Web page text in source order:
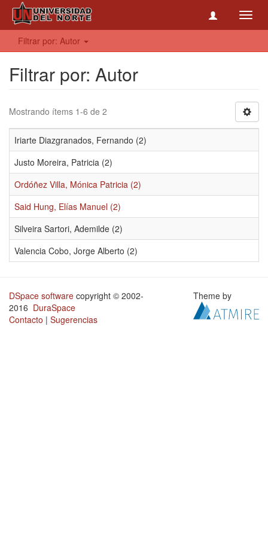
Filtrar por: Autor
Filtrar por: Autor
Mostrando ítems 1-6 de 2
Iriarte Diazgranados, Fernando (2)
Justo Moreira, Patricia (2)
Ordóñez Villa, Mónica Patricia (2)
Said Hung, Elías Manuel (2)
Silveira Sartori, Ademilde (2)
Valencia Cobo, Jorge Alberto (2)
DSpace software copyright © 2002-
2016 DuraSpace
Contacto | Sugerencias
Theme by